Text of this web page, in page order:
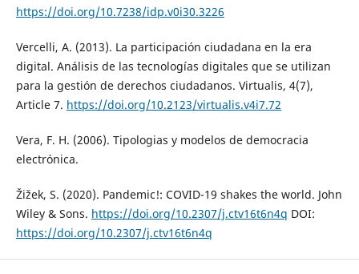
https://doi.org/10.7238/idp.v0i30.3226
Vercelli, A. (2013). La participación ciudadana en la era
digital. Análisis de las tecnologías digitales que se utilizan
para la gestión de derechos ciudadanos. Virtualis, 4(7),
Article 7. https://doi.org/10.2123/virtualis.v4i7.72
Vera, F. H. (2006). Tipologias y modelos de democracia
electrónica.
Žižek, S. (2020). Pandemic!: COVID-19 shakes the world. John
Wiley & Sons. https://doi.org/10.2307/j.ctv16t6n4q DOI:
https://doi.org/10.2307/j.ctv16t6n4q